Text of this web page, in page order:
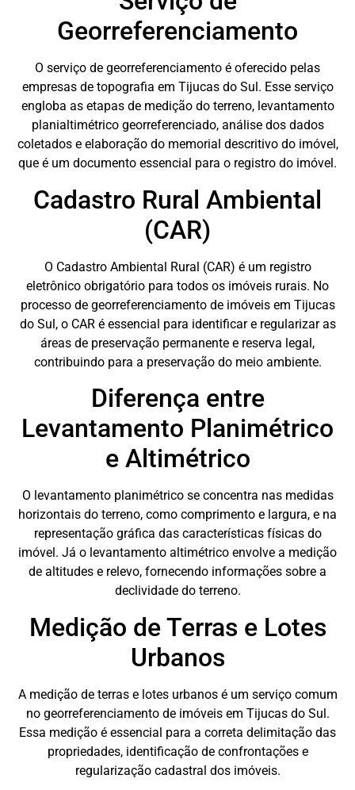
Georreferenciamento
O serviço de georreferenciamento é oferecido pelas
empresas de topografia em Tijucas do Sul. Esse serviço
engloba as etapas de medição do terreno, levantamento
planialtimétrico georreferenciado, análise dos dados
coletados e elaboração do memorial descritivo do imóvel,
que é um documento essencial para o registro do imóvel.
Cadastro Rural Ambiental
(CAR)
O Cadastro Ambiental Rural (CAR) é um registro
eletrônico obrigatório para todos os imóveis rurais. No
processo de georreferenciamento de imóveis em Tijucas
do Sul, o CAR é essencial para identificar e regularizar as
áreas de preservação permanente e reserva legal,
contribuindo para a preservação do meio ambiente.
Diferença entre
Levantamento Planimétrico
e Altimétrico
O levantamento planimétrico se concentra nas medidas
horizontais do terreno, como comprimento e largura, e na
representação gráfica das características físicas do
imóvel. Já o levantamento altimétrico envolve a medição
de altitudes e relevo, fornecendo informações sobre a
declividade do terreno.
Medição de Terras e Lotes
Urbanos
A medição de terras e lotes urbanos é um serviço comum
no georreferenciamento de imóveis em Tijucas do Sul.
Essa medição é essencial para a correta delimitação das
propriedades, identificação de confrontações e
regularização cadastral dos imóveis.